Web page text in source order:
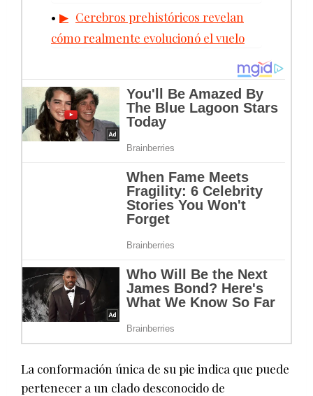
Cerebros prehistóricos revelan
cómo realmente evolucionó el vuelo
La conformación única de su pie indica que puede
pertenecer a un clado desconocido de